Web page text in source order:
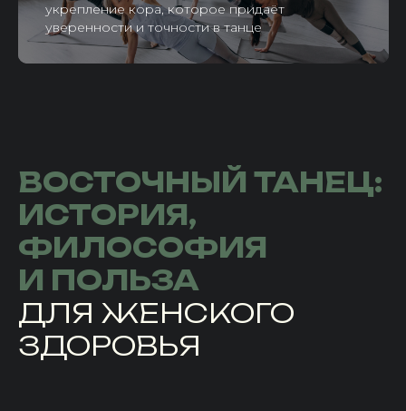
укрепление кора, которое придаёт
уверенности и точности в танце
ВОСТОЧНЫЙ ТАНЕЦ:
ИСТОРИЯ,
ФИЛОСОФИЯ
И ПОЛЬЗА
ДЛЯ ЖЕНСКОГО
ЗДОРОВЬЯ